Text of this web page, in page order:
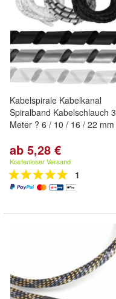
Kabelspirale Kabelkanal
Spiralband Kabelschlauch 3
Meter ? 6 / 10 / 16 / 22 mm
ab 5,28 €
Kostenloser Versand
1